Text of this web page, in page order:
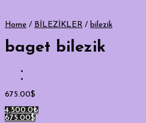
Home / BİLEZİKLER / bilezik
baget bilezik
675.00$
4,500.0₺
675.00$